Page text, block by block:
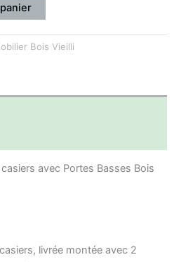
Bois Vieilli
avec Portes Basses Bois
livrée montée avec 2